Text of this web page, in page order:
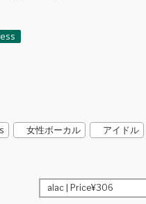
女性ボーカル アイドル